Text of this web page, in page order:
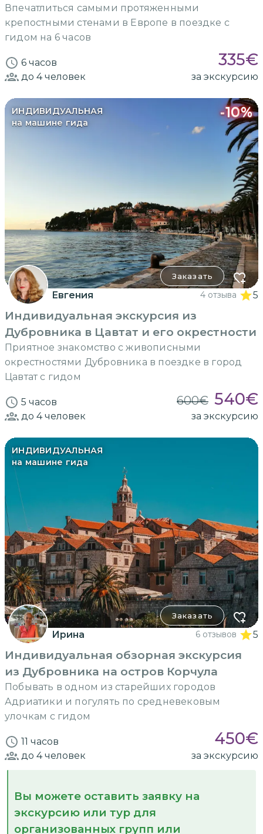
Впечатлиться самыми протяженными
крепостными стенами в Европе в поездке с
гидом на 6 часов
6 часов 335€
до 4человек за экскурсию
ИНДИВИДУАЛЬНАЯ
на машине гида
-10%
Заказать
Евгения 4 отзыва 5
Индивидуальная экскурсия из
Дубровника в Цавтат и его окрестности
Приятное знакомство с живописными
окрестностями Дубровника в поездке в город
Цавтат с гидом
5 часов 600€ 540€
до 4человек за экскурсию
ИНДИВИДУАЛЬНАЯ
на машине гида
Заказать
Ирина 6 отзывов 5
Индивидуальная обзорная экскурсия
из Дубровника на остров Корчула
Побывать в одном из старейших городов
Адриатики и погулять по средневековым
улочкам с гидом
11 часов 450€
до 4человек за экскурсию
Вы можете оставить заявку на
экскурсию или тур для
организованных групп или